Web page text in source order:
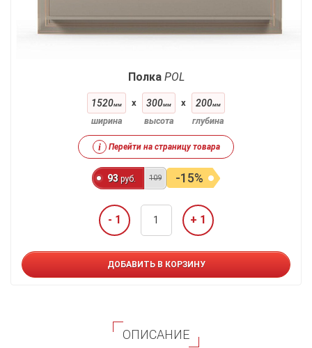
Полка POL
1520мм
ширина
x 300мм
высота
x 200мм
глубина
i Перейти на страницу товара
93 руб. 109 -15%
- 1 + 1
ДОБАВИТЬ В КОРЗИНУ
ОПИСАНИЕ